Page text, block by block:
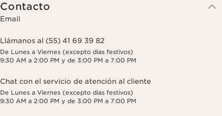
Contacto
Email
Llámanos al (55) 41 69 39 82
De Lunes a Viernes (excepto días festivos)
9:30 AM a 2:00 PM y de 3:00 PM a 7:00 PM
Chat con el servicio de atención al cliente
De Lunes a Viernes (excepto días festivos)
9:30 AM a 2:00 PM y de 3:00 PM a 7:00 PM